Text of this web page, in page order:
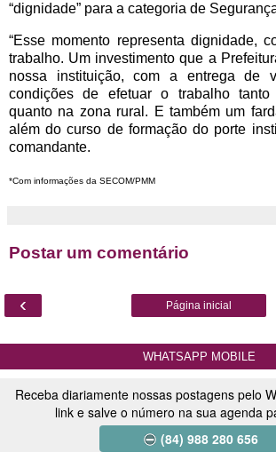
“dignidade” para a categoria de
“Esse momento representa dignidade,
trabalho. Um investimento que a
nossa instituição, com a entrega de
condições de efetuar o trabalho
quanto na zona rural. E também um
além do curso de formação do porte
comandante.
*Com informações da SECOM/PMM
Postar um comentário
‹ Página inicial
WHATSAPP MOBILE
Receba diariamente nossas postagens pelo
link e salve o número na sua agenda
(84) 988 280 656